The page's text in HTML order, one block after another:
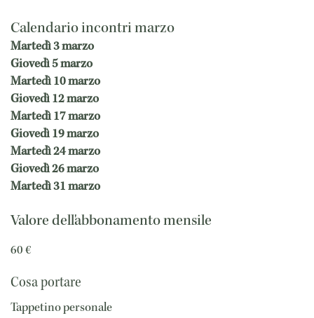
Calendario incontri marzo
Martedì 3 marzo
Giovedì 5 marzo
Martedì 10 marzo
Giovedì 12 marzo
Martedì 17 marzo
Giovedì 19 marzo
Martedì 24 marzo
Giovedì 26 marzo
Martedì 31 marzo
Valore dell'abbonamento mensile
60 €
Cosa portare
Tappetino personale